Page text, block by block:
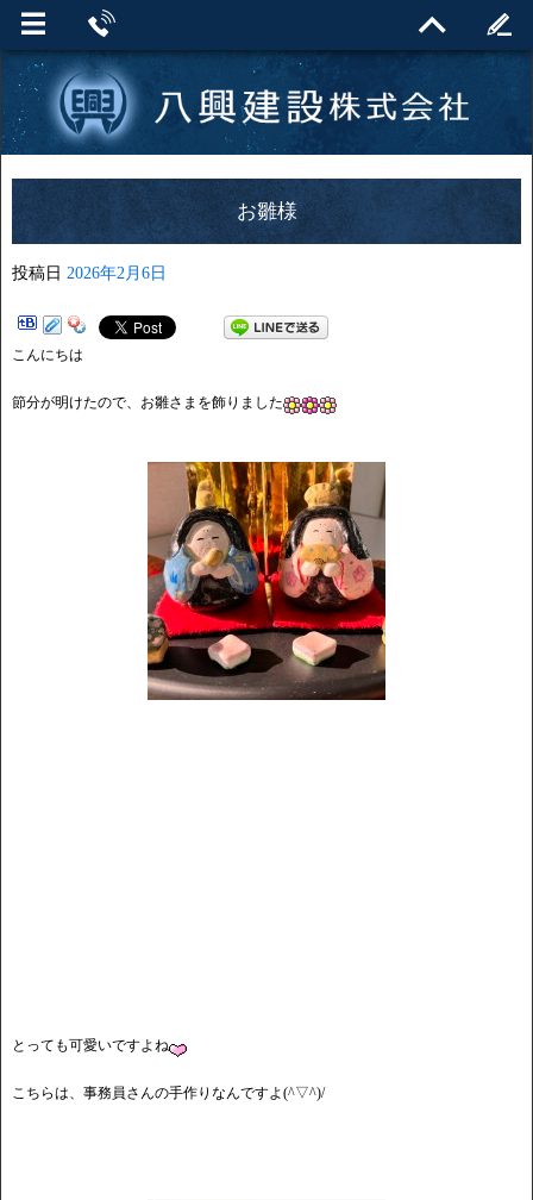
お雛様
投稿日 2026年2月6日
こんにちは
節分が明けたので、お雛さまを飾りました
とっても可愛いですよね
こちらは、事務員さんの手作りなんですよ(^▽^)/